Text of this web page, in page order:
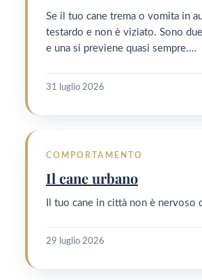
Se il tuo cane trema o vomita in
testardo e non è viziato. Sono
e una si previene quasi sempre.…
31 luglio 2026
COMPORTAMENTO
Il cane urbano
Il tuo cane in città non è nervoso
29 luglio 2026